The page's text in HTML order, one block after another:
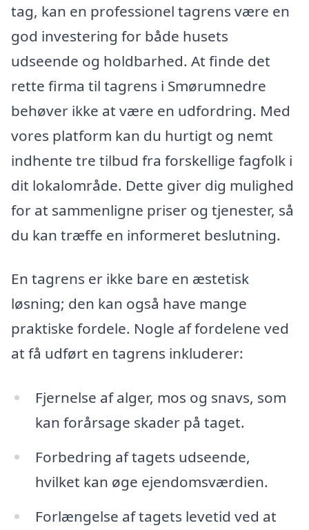
tag, kan en professionel tagrens være en
god investering for både husets
udseende og holdbarhed. At finde det
rette firma til tagrens i Smørumnedre
behøver ikke at være en udfordring. Med
vores platform kan du hurtigt og nemt
indhente tre tilbud fra forskellige fagfolk i
dit lokalområde. Dette giver dig mulighed
for at sammenligne priser og tjenester, så
du kan træffe en informeret beslutning.
En tagrens er ikke bare en æstetisk
løsning; den kan også have mange
praktiske fordele. Nogle af fordelene ved
at få udført en tagrens inkluderer:
Fjernelse af alger, mos og snavs, som
kan forårsage skader på taget.
Forbedring af tagets udseende,
hvilket kan øge ejendomsværdien.
Forlængelse af tagets levetid ved at